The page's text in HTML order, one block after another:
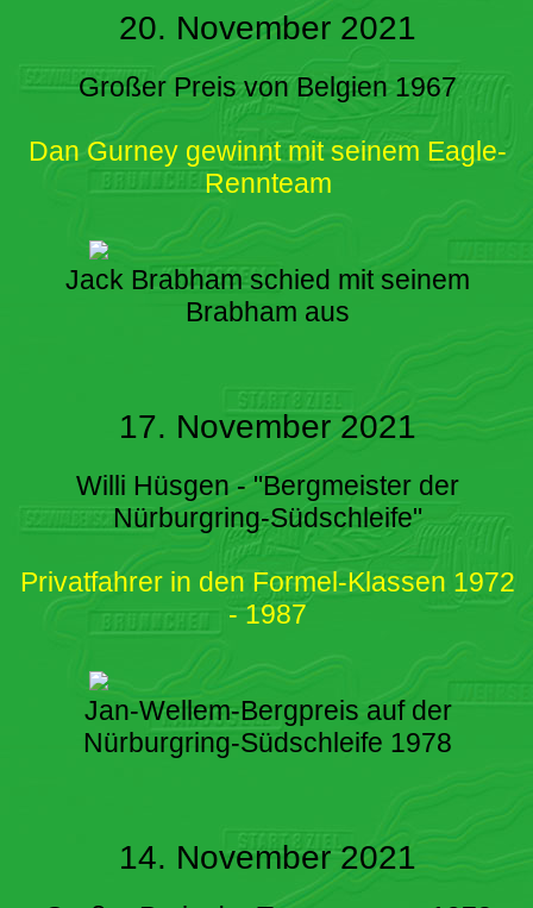
20. November 2021
Großer Preis von Belgien 1967
Dan Gurney gewinnt mit seinem Eagle-
Rennteam
Jack Brabham schied mit seinem
Brabham aus
17. November 2021
Willi Hüsgen - "Bergmeister der
Nürburgring-Südschleife"
Privatfahrer in den Formel-Klassen 1972
- 1987
Jan-Wellem-Bergpreis auf der
Nürburgring-Südschleife 1978
14. November 2021